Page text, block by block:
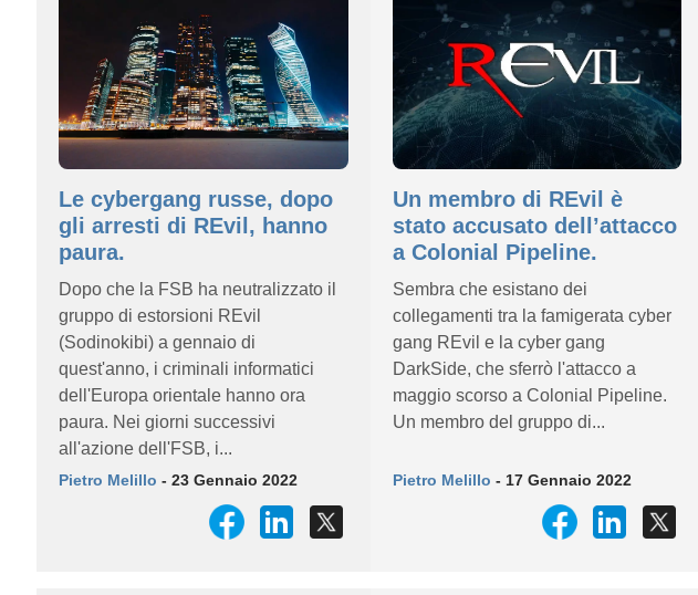
Le cybergang russe, dopo
gli arresti di REvil, hanno
paura.
Dopo che la FSB ha neutralizzato il
gruppo di estorsioni REvil
(Sodinokibi) a gennaio di
quest'anno, i criminali informatici
dell'Europa orientale hanno ora
paura. Nei giorni successivi
all'azione dell'FSB, i...
Pietro Melillo - 23 Gennaio 2022
Un membro di REvil è
stato accusato dell’attacco
a Colonial Pipeline.
Sembra che esistano dei
collegamenti tra la famigerata cyber
gang REvil e la cyber gang
DarkSide, che sferrò l'attacco a
maggio scorso a Colonial Pipeline.
Un membro del gruppo di...
Pietro Melillo - 17 Gennaio 2022